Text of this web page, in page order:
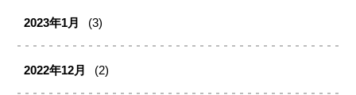
2023年1月 (3)
2022年12月 (2)